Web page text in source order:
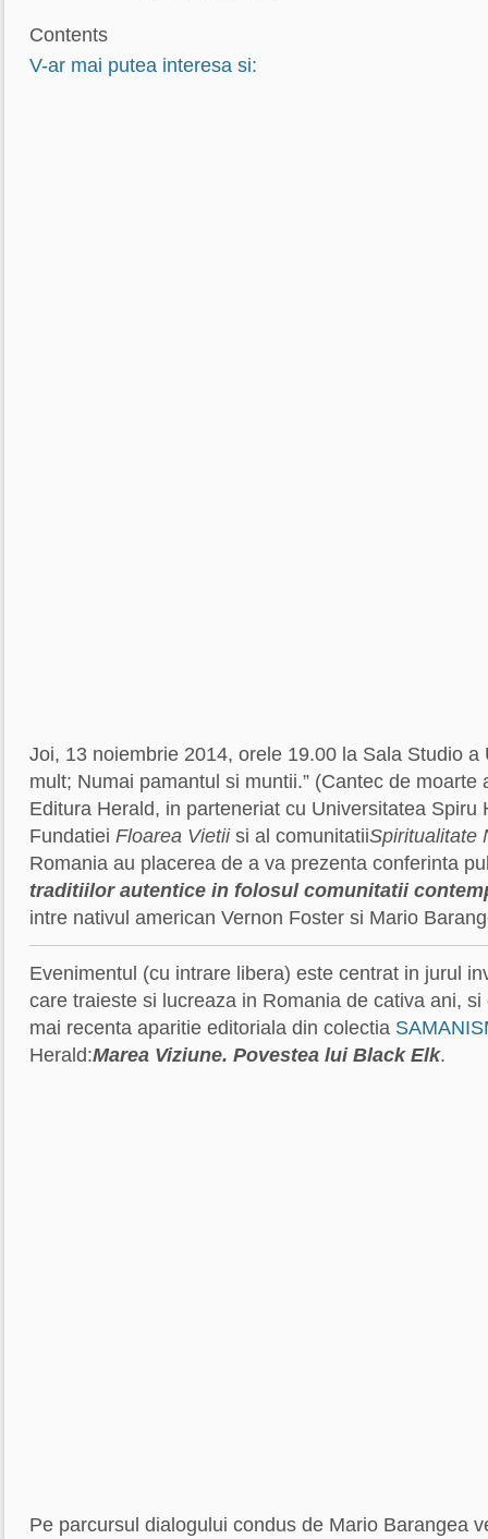
Contents
V-ar mai putea interesa si:
Joi, 13 noiembrie 2014, orele 19.00 la Sala Studio a
mult; Numai pamantul si muntii.” (Cantec de moarte
Editura Herald, in parteneriat cu Universitatea Spiru
Fundatiei Floarea Vietiisi al comunitatiiSpiritualitate
Romania au placerea de a va prezenta conferinta
traditiilor autentice in folosul comunitatii
intre nativul american Vernon Foster si Mario
Evenimentul (cu intrare libera) este centrat in jurul
care traieste si lucreaza in Romania de cativa ani,
mai recenta aparitie editoriala din colectia
Herald:Marea Viziune. Povestea lui Black Elk.
Pe parcursul dialogului condus de Mario Barangea